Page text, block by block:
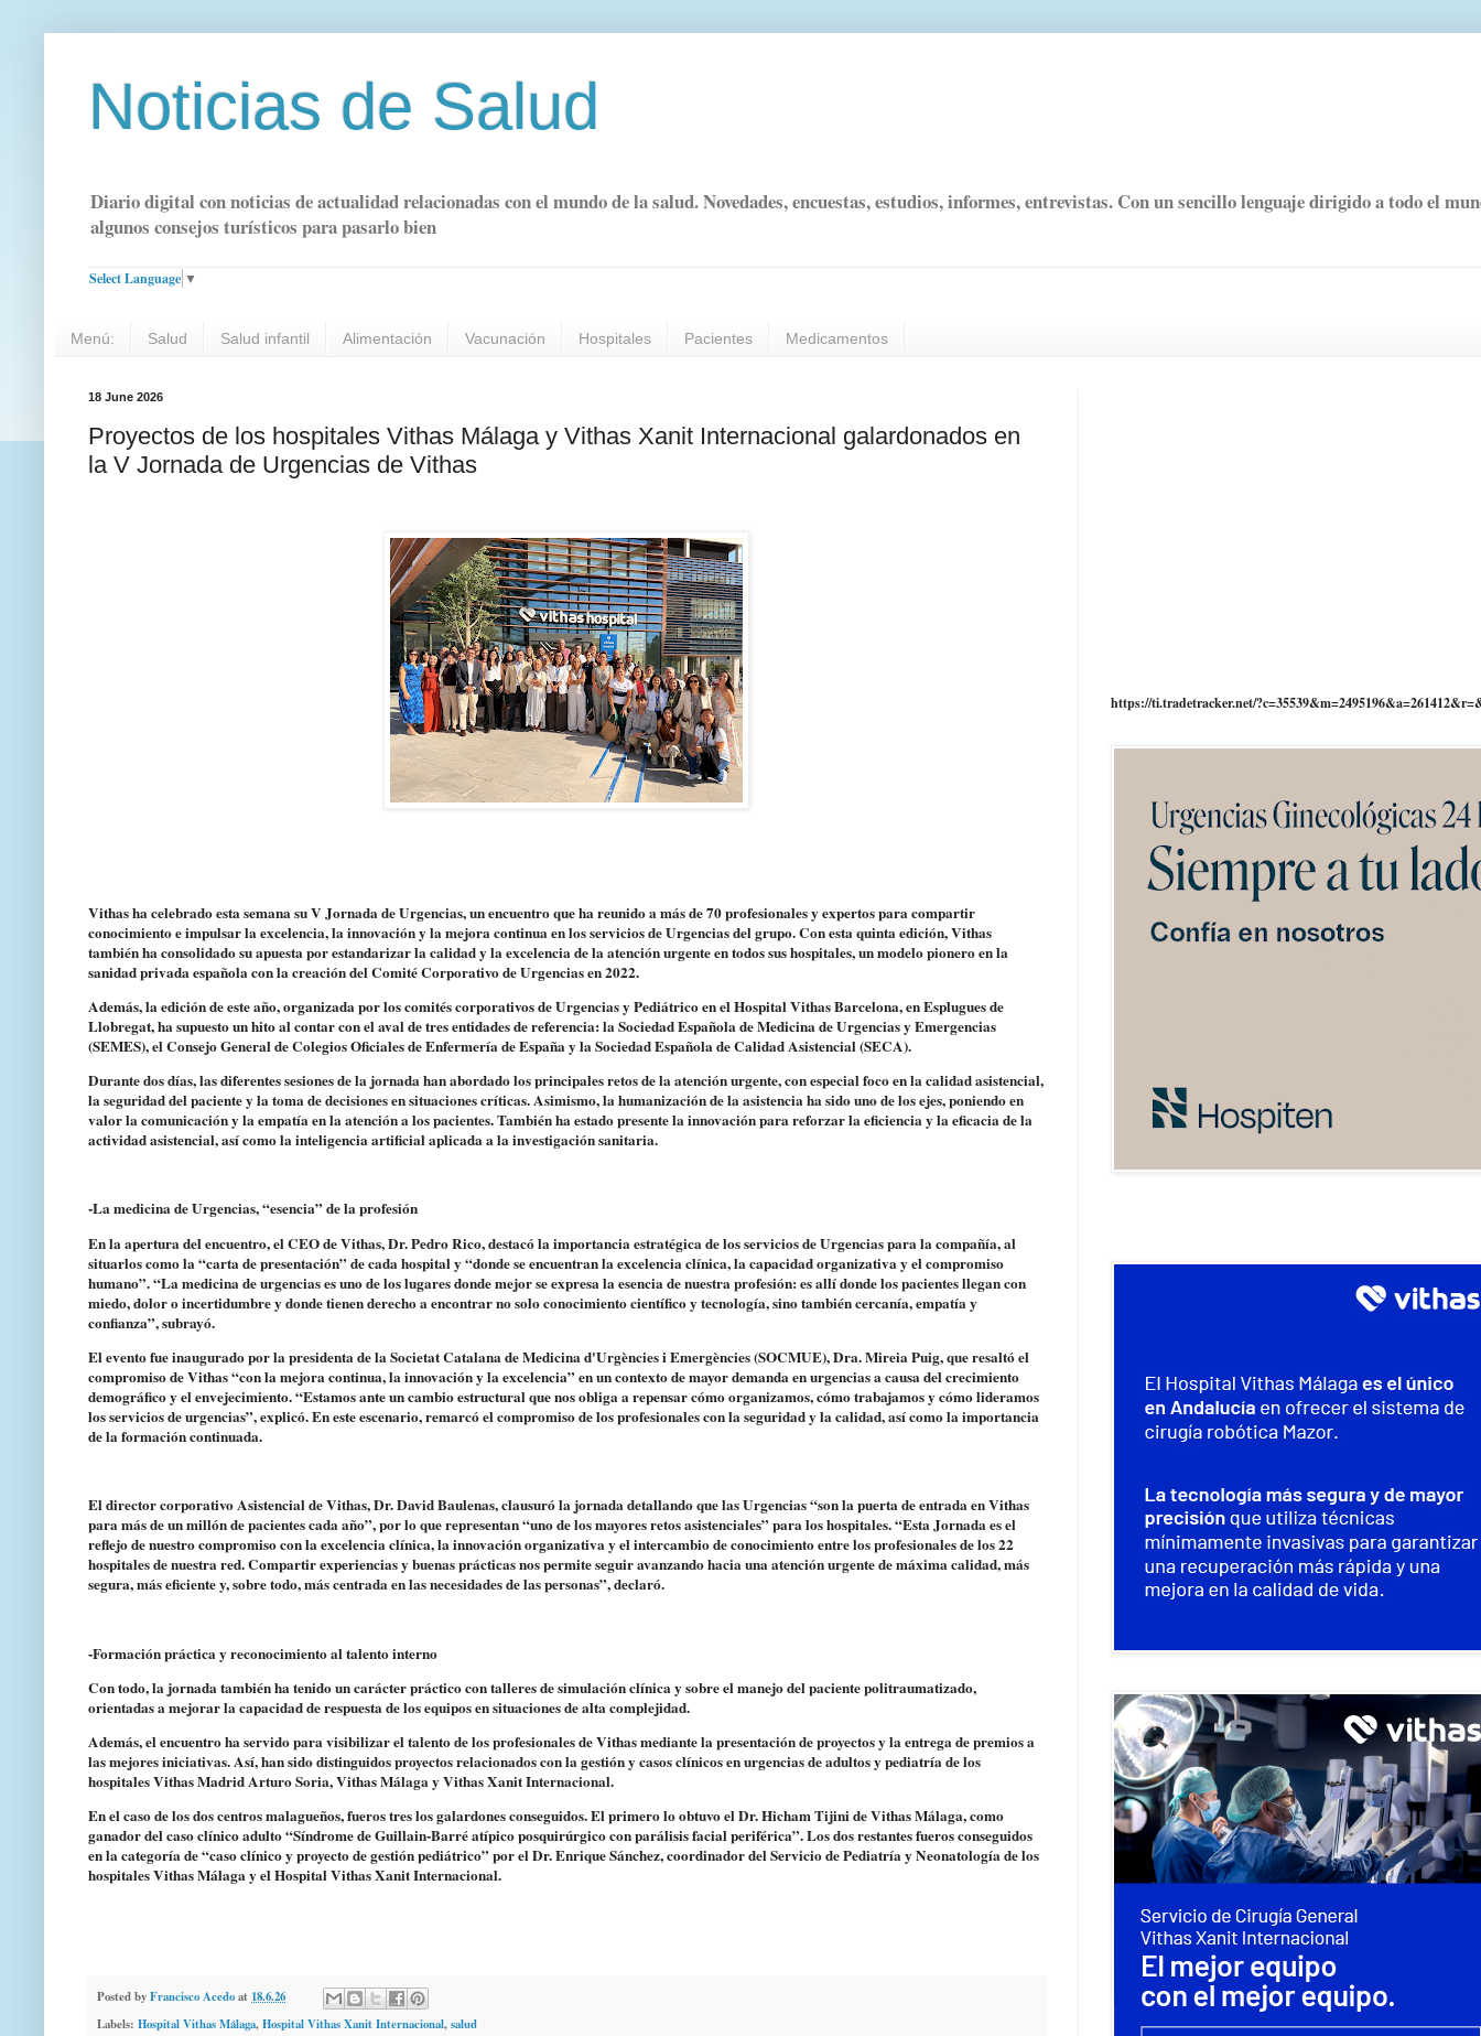
Noticias de Salud
Diario digital con noticias de actualidad relacionadas con el mundo de la salud. Novedades, encuestas, estudios, informes, entrevistas. Con un sencillo lenguaje dirigido a todo el
algunos consejos turísticos para pasarlo bien
Select Language ▼
Menú: Salud Salud infantil Alimentación Vacunación Hospitales Pacientes Medicamentos
18 June 2026
Proyectos de los hospitales Vithas Málaga y Vithas Xanit Internacional galardonados en
la V Jornada de Urgencias de Vithas
Vithas ha celebrado esta semana su V Jornada de Urgencias, un encuentro que ha reunido a más de 70 profesionales y expertos para compartir
conocimiento e impulsar la excelencia, la innovación y la mejora continua en los servicios de Urgencias del grupo. Con esta quinta edición, Vithas
también ha consolidado su apuesta por estandarizar la calidad y la excelencia de la atención urgente en todos sus hospitales, un modelo pionero en la
sanidad privada española con la creación del Comité Corporativo de Urgencias en 2022.
Además, la edición de este año, organizada por los comités corporativos de Urgencias y Pediátrico en el Hospital Vithas Barcelona, en Esplugues de
Llobregat, ha supuesto un hito al contar con el aval de tres entidades de referencia: la Sociedad Española de Medicina de Urgencias y Emergencias
(SEMES), el Consejo General de Colegios Oficiales de Enfermería de España y la Sociedad Española de Calidad Asistencial (SECA).
Durante dos días, las diferentes sesiones de la jornada han abordado los principales retos de la atención urgente, con especial foco en la calidad asistencial,
la seguridad del paciente y la toma de decisiones en situaciones críticas. Asimismo, la humanización de la asistencia ha sido uno de los ejes, poniendo en
valor la comunicación y la empatía en la atención a los pacientes. También ha estado presente la innovación para reforzar la eficiencia y la eficacia de la
actividad asistencial, así como la inteligencia artificial aplicada a la investigación sanitaria.
-La medicina de Urgencias, “esencia” de la profesión
En la apertura del encuentro, el CEO de Vithas, Dr. Pedro Rico, destacó la importancia estratégica de los servicios de Urgencias para la compañía, al
situarlos como la “carta de presentación” de cada hospital y “donde se encuentran la excelencia clínica, la capacidad organizativa y el compromiso
humano”. “La medicina de urgencias es uno de los lugares donde mejor se expresa la esencia de nuestra profesión: es allí donde los pacientes llegan con
miedo, dolor o incertidumbre y donde tienen derecho a encontrar no solo conocimiento científico y tecnología, sino también cercanía, empatía y
confianza”, subrayó.
El evento fue inaugurado por la presidenta de la Societat Catalana de Medicina d'Urgències i Emergències (SOCMUE), Dra. Mireia Puig, que resaltó el
compromiso de Vithas “con la mejora continua, la innovación y la excelencia” en un contexto de mayor demanda en urgencias a causa del crecimiento
demográfico y el envejecimiento. “Estamos ante un cambio estructural que nos obliga a repensar cómo organizamos, cómo trabajamos y cómo lideramos
los servicios de urgencias”, explicó. En este escenario, remarcó el compromiso de los profesionales con la seguridad y la calidad, así como la importancia
de la formación continuada.
El director corporativo Asistencial de Vithas, Dr. David Baulenas, clausuró la jornada detallando que las Urgencias “son la puerta de entrada en Vithas
para más de un millón de pacientes cada año”, por lo que representan “uno de los mayores retos asistenciales” para los hospitales. “Esta Jornada es el
reflejo de nuestro compromiso con la excelencia clínica, la innovación organizativa y el intercambio de conocimiento entre los profesionales de los 22
hospitales de nuestra red. Compartir experiencias y buenas prácticas nos permite seguir avanzando hacia una atención urgente de máxima calidad, más
segura, más eficiente y, sobre todo, más centrada en las necesidades de las personas”, declaró.
-Formación práctica y reconocimiento al talento interno
Con todo, la jornada también ha tenido un carácter práctico con talleres de simulación clínica y sobre el manejo del paciente politraumatizado,
orientadas a mejorar la capacidad de respuesta de los equipos en situaciones de alta complejidad.
Además, el encuentro ha servido para visibilizar el talento de los profesionales de Vithas mediante la presentación de proyectos y la entrega de premios a
las mejores iniciativas. Así, han sido distinguidos proyectos relacionados con la gestión y casos clínicos en urgencias de adultos y pediatría de los
hospitales Vithas Madrid Arturo Soria, Vithas Málaga y Vithas Xanit Internacional.
En el caso de los dos centros malagueños, fueros tres los galardones conseguidos. El primero lo obtuvo el Dr. Hicham Tijini de Vithas Málaga, como
ganador del caso clínico adulto “Síndrome de Guillain-Barré atípico posquirúrgico con parálisis facial periférica”. Los dos restantes fueros conseguidos
en la categoría de “caso clínico y proyecto de gestión pediátrico” por el Dr. Enrique Sánchez, coordinador del Servicio de Pediatría y Neonatología de los
hospitales Vithas Málaga y el Hospital Vithas Xanit Internacional.
Posted byFrancisco Acedoat 18.6.26
Labels: Hospital Vithas Málaga,Hospital Vithas Xanit Internacional,salud
https://ti.tradetracker.net/